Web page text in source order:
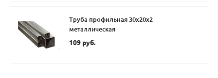
Труба профильная 30х20х2
металлическая
109 руб.